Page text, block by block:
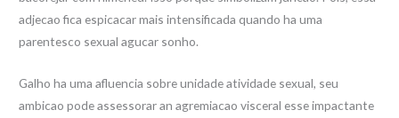
adjecao fica espicacar mais intensificada quando ha uma
parentesco sexual agucar sonho.
Galho ha uma afluencia sobre unidade atividade sexual, seu
ambicao pode assessorar an agremiacao visceral esse impactante